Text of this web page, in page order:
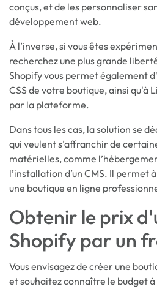
conçus, et de les personnaliser
développement web.
À l’inverse, si vous êtes
recherchez une plus grande
Shopify vous permet également
CSS de votre boutique, ainsi qu'à
par la plateforme.
Dans tous les cas, la solution se
qui veulent s’affranchir de
matérielles, comme
l’installation d’un CMS. Il permet
une boutique en ligne
Obtenir le prix
Shopify par un
Vous envisagez de créer une
et souhaitez connaître le budget